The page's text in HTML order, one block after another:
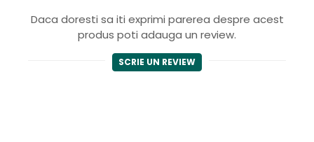
Daca doresti sa iti exprimi parerea despre acest
produs poti adauga un review.
SCRIE UN REVIEW